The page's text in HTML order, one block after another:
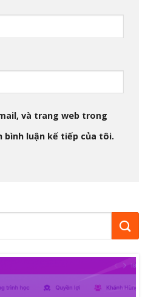
và trang web trong
bình luận kế tiếp của tôi.